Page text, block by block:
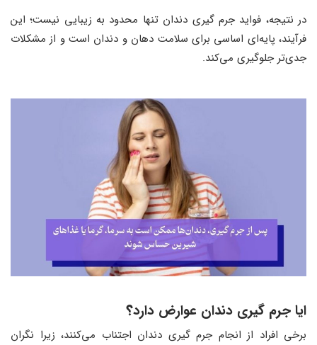
در نتیجه، فواید جرم‌ گیری دندان تنها محدود به زیبایی نیست؛ این
فرآیند، پایه‌ای اساسی برای سلامت دهان و دندان است و از مشکلات
جدی‌تر جلوگیری می‌کند.
ایا جرم گیری دندان عوارض دارد؟
برخی افراد از انجام جرم‌ گیری دندان اجتناب می‌کنند، زیرا نگران